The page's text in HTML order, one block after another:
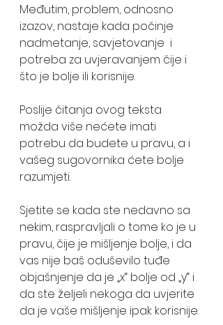
Međutim, problem, odnosno
izazov, nastaje kada počinje
nadmetanje, savjetovanje  i
potreba za uvjeravanjem čije i
što je bolje ili korisnije.
Poslije čitanja ovog teksta
možda više nećete imati
potrebu da budete u pravu, a i
vašeg sugovornika ćete bolje
razumjeti.
Sjetite se kada ste nedavno sa
nekim, raspravljali o tome ko je u
pravu, čije je mišljenje bolje, i da
vas nije baš oduševilo tuđe
objašnjenje da je „x“ bolje od „y“ i
da ste željeli nekoga da uvjerite
da je vaše mišljenje ipak korisnije.